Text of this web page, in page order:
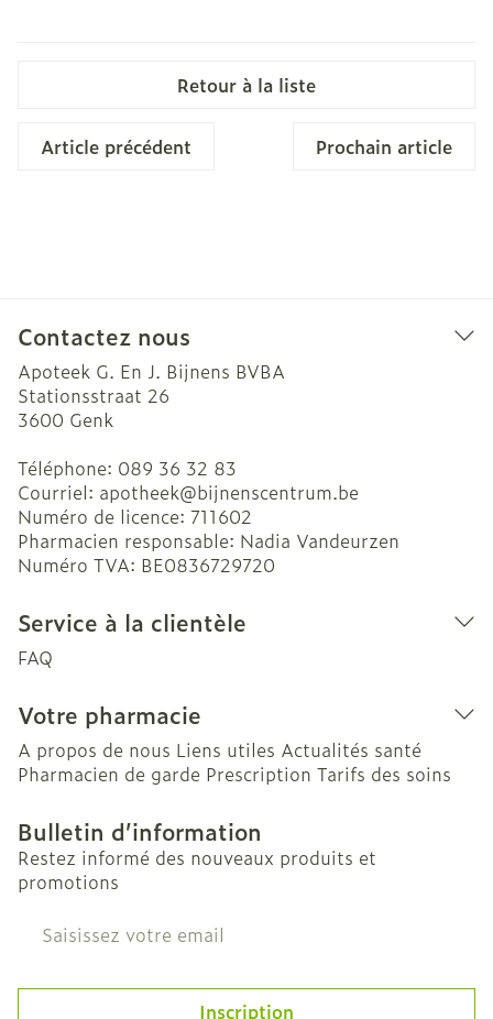
Retour à la liste
Article précédent Prochain article
Contactez nous
Apoteek G. En J. Bijnens BVBA
Stationsstraat 26
3600 Genk
Téléphone: 089 36 32 83
Courriel: apotheek@bijnenscentrum.be
Numéro de licence: 711602
Pharmacien responsable: Nadia Vandeurzen
Numéro TVA: BE0836729720
Service à la clientèle
FAQ
Votre pharmacie
A propos de nous Liens utiles Actualités santé
Pharmacien de garde Prescription Tarifs des soins
Bulletin d’information
Restez informé des nouveaux produits et
promotions
Adresse mail
Inscription